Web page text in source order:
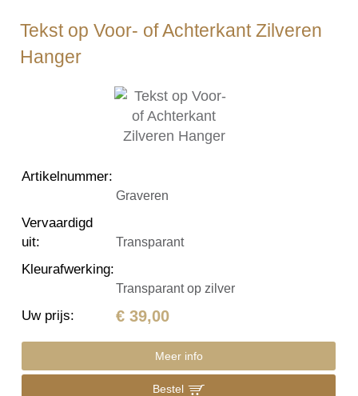
Tekst op Voor- of Achterkant Zilveren
Hanger
Artikelnummer:
Graveren
Vervaardigd
uit: Transparant
Kleurafwerking:
Transparant op zilver
Uw prijs: € 39,00
Meer info
Bestel